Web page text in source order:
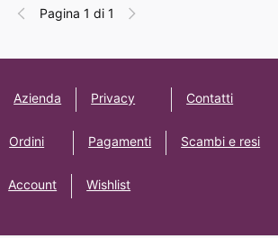
Pagina 1 di 1
Azienda Privacy Contatti
Ordini Pagamenti Scambi e resi
Account Wishlist